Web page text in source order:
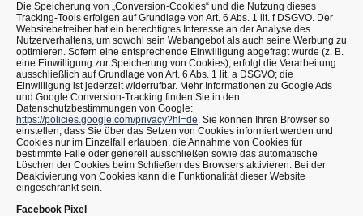
Die Speicherung von „Conversion-Cookies“ und die Nutzung dieses
Tracking-Tools erfolgen auf Grundlage von Art. 6 Abs. 1 lit. f DSGVO. Der
Websitebetreiber hat ein berechtigtes Interesse an der Analyse des
Nutzerverhaltens, um sowohl sein Webangebot als auch seine Werbung zu
optimieren. Sofern eine entsprechende Einwilligung abgefragt wurde (z. B.
eine Einwilligung zur Speicherung von Cookies), erfolgt die Verarbeitung
ausschließlich auf Grundlage von Art. 6 Abs. 1 lit. a DSGVO; die
Einwilligung ist jederzeit widerrufbar. Mehr Informationen zu Google Ads
und Google Conversion-Tracking finden Sie in den
Datenschutzbestimmungen von Google:
https://policies.google.com/privacy?hl=de. Sie können Ihren Browser so
einstellen, dass Sie über das Setzen von Cookies informiert werden und
Cookies nur im Einzelfall erlauben, die Annahme von Cookies für
bestimmte Fälle oder generell ausschließen sowie das automatische
Löschen der Cookies beim Schließen des Browsers aktivieren. Bei der
Deaktivierung von Cookies kann die Funktionalität dieser Website
eingeschränkt sein.
Facebook Pixel